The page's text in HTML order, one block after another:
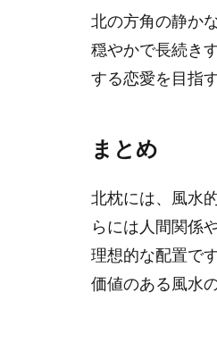
北の方角の静か
穏やかで長続き
する恋愛を目指
まとめ
北枕には、風水
らには人間関係
理想的な配置で
価値のある風水